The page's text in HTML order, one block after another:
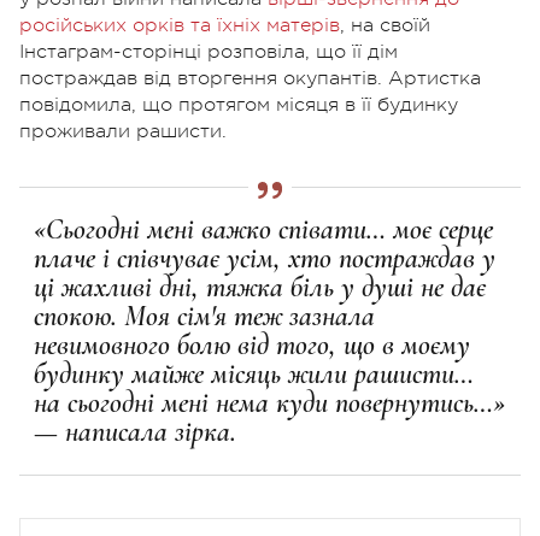
російських орків та їхніх матерів, на своїй
Інстаграм-сторінці розповіла, що її дім
постраждав від вторгення окупантів. Артистка
повідомила, що протягом місяця в її будинку
проживали рашисти.
«Сьогодні мені важко співати… моє серце
плаче і співчуває усім, хто постраждав у
ці жахливі дні, тяжка біль у душі не дає
спокою. Моя сім'я теж зазнала
невимовного болю від того, що в моєму
будинку майже місяць жили рашисти…
на сьогодні мені нема куди повернутись…»
— написала зірка.